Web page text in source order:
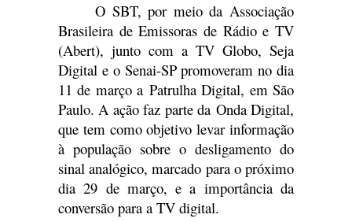
O SBT, por meio da Associação
Brasileira de Emissoras de Rádio e TV
(Abert), junto com a TV Globo, Seja
Digital e o Senai-SP promoveram no dia
11 de março a Patrulha Digital, em São
Paulo. A ação faz parte da Onda Digital,
que tem como objetivo levar informação
à população sobre o desligamento do
sinal analógico, marcado para o próximo
dia 29 de março, e a importância da
conversão para a TV digital.